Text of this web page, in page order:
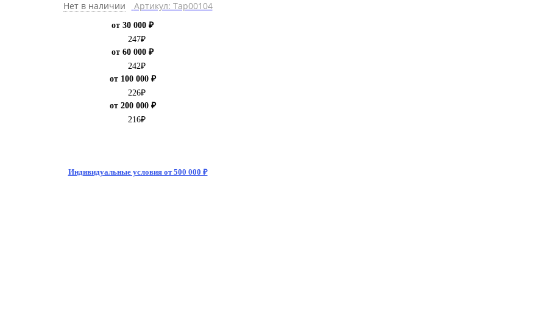
Нет в наличии Артикул: Тар00104
от 30 000 ₽
247₽
от 60 000 ₽
242₽
от 100 000 ₽
226₽
от 200 000 ₽
216₽
Индивидуальные условия от 500 000 ₽